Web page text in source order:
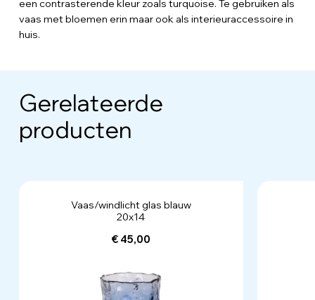
een contrasterende kleur zoals turquoise. Te gebruiken als
vaas met bloemen erin maar ook als interieuraccessoire in
huis.
Gerelateerde
producten
Vaas/windlicht glas blauw
20x14
€ 45,00